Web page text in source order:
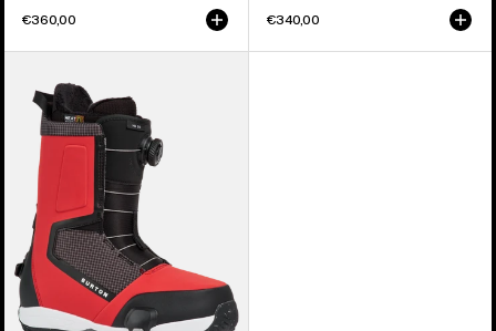
€360,00 €340,00
Boots
snowboard
Highshot
Step
On®
homme